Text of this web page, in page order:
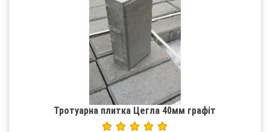
Тротуарна плитка Цегла 40мм графіт